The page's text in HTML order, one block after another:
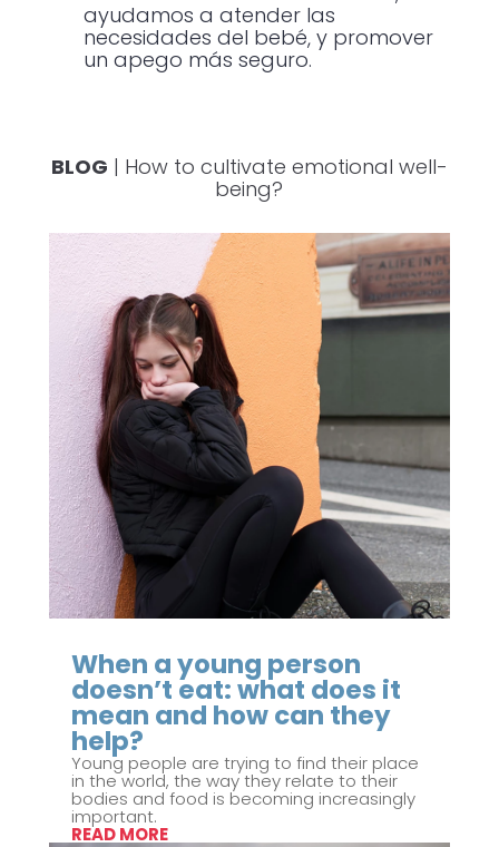
ayudamos a atender las
necesidades del bebé, y promover
un apego más seguro.
BLOG | How to cultivate emotional well-
being?
When a young person
doesn’t eat: what does it
mean and how can they
help?
Young people are trying to find their place
in the world, the way they relate to their
bodies and food is becoming increasingly
important.
READ MORE